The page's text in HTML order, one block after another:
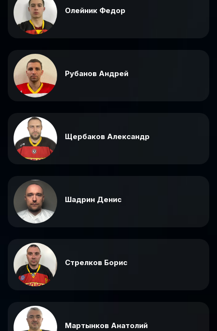
Олейник Федор
Рубанов Андрей
Щербаков Александр
Шадрин Денис
Стрелков Борис
Мартынков Анатолий